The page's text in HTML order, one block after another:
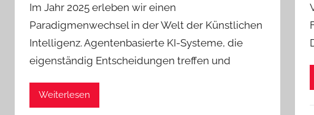
Im Jahr 2025 erleben wir einen
Paradigmenwechsel in der Welt der Künstlichen
Intelligenz. Agentenbasierte KI-Systeme, die
eigenständig Entscheidungen treffen und
Weiterlesen